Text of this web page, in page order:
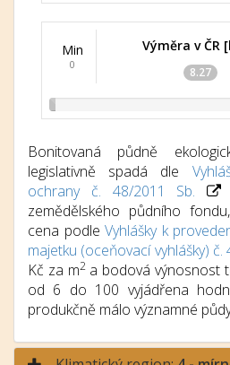
Min
0
Výměra v ČR
8.27
Bonitovaná půdně
legislativně spadá dle
ochrany č. 48/2011 Sb.
zemědělského půdního
cena podleVyhlášky k
majetku (oceňovací vyhlášky) č.
Kč za m2a bodová výnosnost
od 6 do 100 vyjádřena
produkčně málo významné